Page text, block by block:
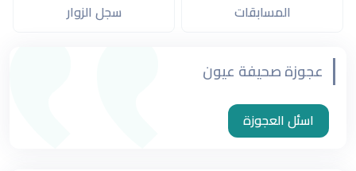
المسابقات سجل الزوار
عجوزة صحيفة عيون
اسئل العجوزة